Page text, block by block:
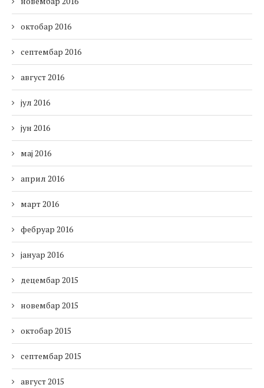
октобар 2016
септембар 2016
август 2016
јул 2016
јун 2016
мај 2016
април 2016
март 2016
фебруар 2016
јануар 2016
децембар 2015
новембар 2015
октобар 2015
септембар 2015
август 2015